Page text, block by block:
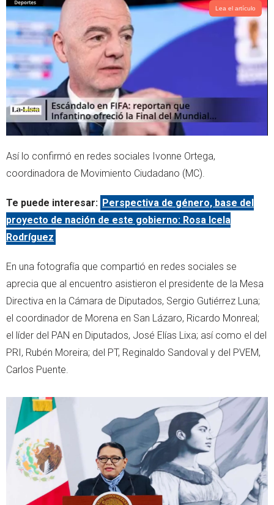
Lea el artículo
Así lo confirmó en redes sociales Ivonne Ortega,
coordinadora de Movimiento Ciudadano (MC).
Te puede interesar: Perspectiva de género, base del
proyecto de nación de este gobierno: Rosa Icela
Rodríguez
En una fotografía que compartió en redes sociales se
aprecia que al encuentro asistieron el presidente de la Mesa
Directiva en la Cámara de Diputados, Sergio Gutiérrez Luna;
el coordinador de Morena en San Lázaro, Ricardo Monreal;
el líder del PAN en Diputados, José Elías Lixa; así como el del
PRI, Rubén Moreira; del PT, Reginaldo Sandoval y del PVEM,
Carlos Puente.